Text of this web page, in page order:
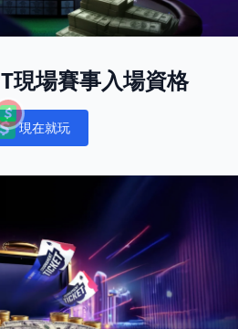
現場賽事入場資格
現在就玩